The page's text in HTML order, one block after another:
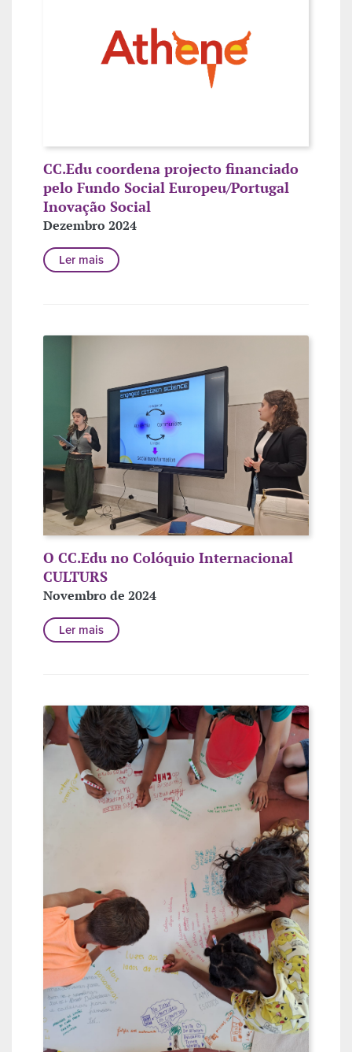
CC.Edu coordena projecto financiado
pelo Fundo Social Europeu/Portugal
Inovação Social
Dezembro 2024
Ler mais
O CC.Edu no Colóquio Internacional
CULTURS
Novembro de 2024
Ler mais